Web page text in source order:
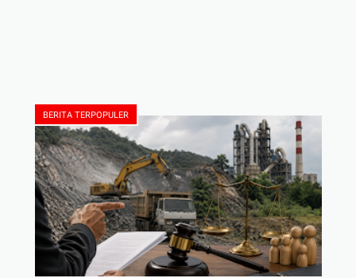
BERITA TERPOPULER